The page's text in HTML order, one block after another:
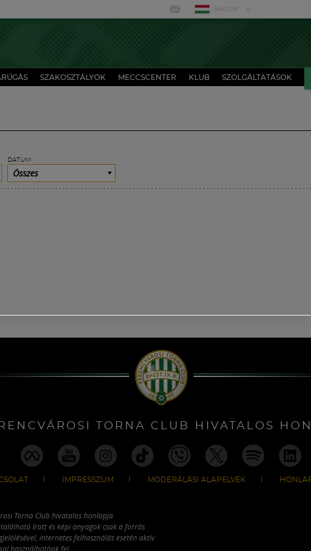
MAGYAR
SZAKOSZTÁLYOK MECCSCENTER KLUB SZOLGÁLTATÁSOK
DÁTUM
Összes
TORNA CLUB HIVATALOS
IMPRESSZUM MODERÁLÁSI ALAPELVEK
Torna Club hivatalos honlapja
írott és képi anyagok csak a forrás
internetes felhasználás esetén aktív
használhatóak fel.